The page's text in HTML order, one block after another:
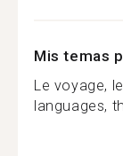
Mis temas
Le voyage,
languages,